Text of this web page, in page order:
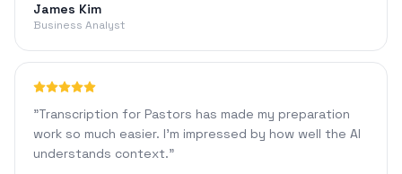
James Kim
Business Analyst
"Transcription for Pastors has made my preparation
work so much easier. I'm impressed by how well the AI
understands context."